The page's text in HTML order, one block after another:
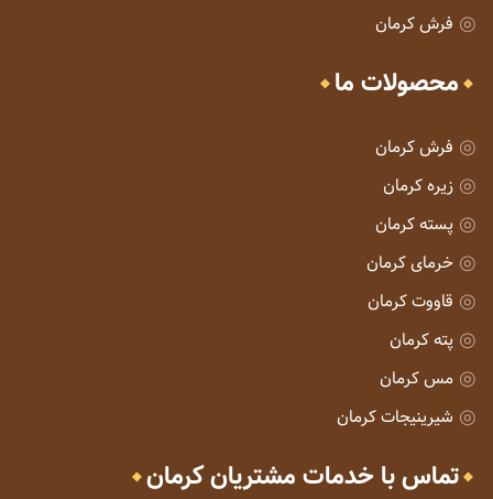
فرش کرمان
محصولات ما
فرش کرمان
زیره کرمان
پسته کرمان
خرمای کرمان
قاووت کرمان
پته کرمان
مس کرمان
شیرینیجات کرمان
تماس با خدمات مشتریان کرمان